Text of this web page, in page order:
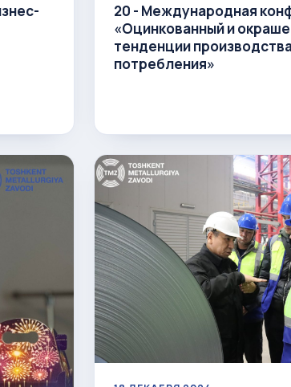
20 - Международная
«Оцинкованный и
тенденции
потребления»